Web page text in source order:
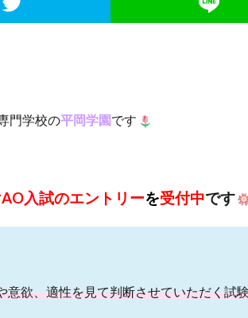
門学校の平岡学園です
入試のエントリーを受付中です
欲、適性を見て判断させていただく試